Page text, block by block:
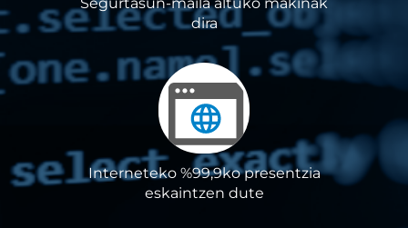
dira
Interneteko %99,9ko presentzia
eskaintzen dute